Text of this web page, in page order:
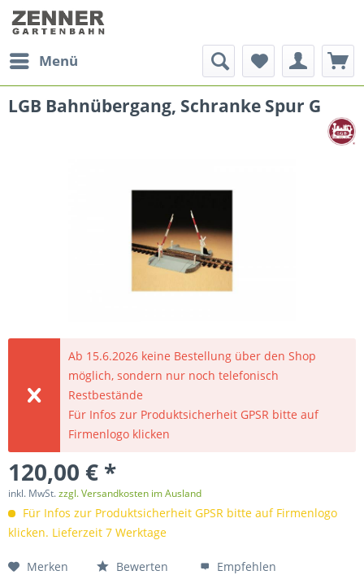
Menü
LGB Bahnübergang, Schranke Spur G
Ab 15.6.2026 keine Bestellung über den Shop
möglich, sondern nur noch telefonisch
Restbestände
Für Infos zur Produktsicherheit GPSR bitte auf
Firmenlogo klicken
120,00 € *
inkl. MwSt.zzgl. Versandkosten im Ausland
Für Infos zur Produktsicherheit GPSR bitte auf Firmenlogo
klicken. Lieferzeit 7 Werktage
Merken Bewerten Empfehlen